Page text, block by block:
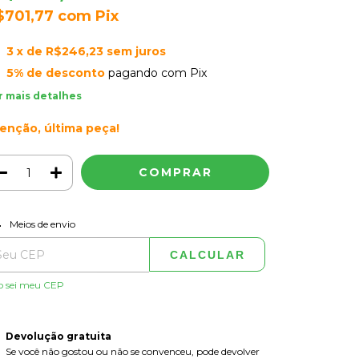
com Pix
3 x de R$246,23 sem juros
5% de descontopagando com Pix
mais detalhes
última peça!
para o CEP:
Meios de envio
CALCULAR
sei meu CEP
Devolução gratuita
Se você não gostou ou não se convenceu, pode devolver